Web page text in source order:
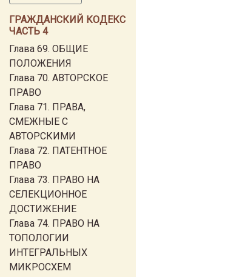
ГРАЖДАНСКИЙ КОДЕКС
ЧАСТЬ 4
Глава 69. ОБЩИЕ
ПОЛОЖЕНИЯ
Глава 70. АВТОРСКОЕ
ПРАВО
Глава 71. ПРАВА,
СМЕЖНЫЕ С
АВТОРСКИМИ
Глава 72. ПАТЕНТНОЕ
ПРАВО
Глава 73. ПРАВО НА
СЕЛЕКЦИОННОЕ
ДОСТИЖЕНИЕ
Глава 74. ПРАВО НА
ТОПОЛОГИИ
ИНТЕГРАЛЬНЫХ
МИКРОСХЕМ